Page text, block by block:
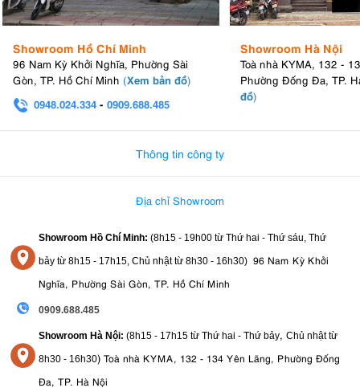
Showroom Hồ Chí Minh
96 Nam Kỳ Khởi Nghĩa, Phường Sài
Gòn, TP. Hồ Chí Minh (Xem bản đồ)
0948.024.334 - 0909.688.485
Showroom Hà Nội
Toà nhà KYMA, 132 -
Phường Đống Đa, TP.
đồ)
Thông tin công ty
Địa chỉ Showroom
Showroom Hồ Chí Minh: (8h15 - 19h00 từ Thứ hai - Thứ sáu, Thứ
bảy từ 8h15 - 17h15, Chủ nhật từ 8h30 - 16h30) 96 Nam Kỳ Khởi
Nghĩa, Phường Sài Gòn, TP. Hồ Chí Minh
0909.688.485
Showroom Hà Nội: (8h15 - 17h15 từ Thứ hai - Thứ bảy, Chủ nhật từ
8h30 - 16h30) Toà nhà KYMA, 132 - 134 Yên Lãng, Phường Đống
Đa, TP. Hà Nội